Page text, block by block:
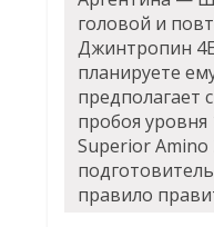
головой и
Джинтропин
планируете
предполагает
пробоя уровня
Superior
правило